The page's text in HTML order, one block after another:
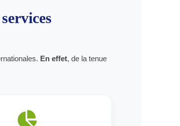
En effet, de la tenue